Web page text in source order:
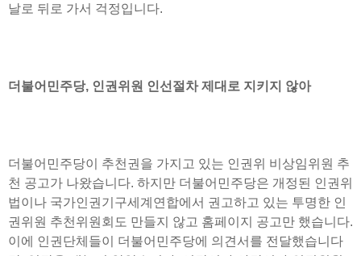
날로 뒤로 가서 걱정입니다.
더불어민주당, 인권위원 인선절차 제대로 지키지 않아
더불어민주당이 추천권을 가지고 있는 인권위 비상임위원 추
천 공고가 나왔습니다. 하지만 더불어민주당은 개정된 인권위
법이나 국가인권기구세계연합에서 권고하고 있는 투명한 인
권위원 추천위원회도 만들지 않고 홈페이지 공고만 했습니다.
이에 인권단체들이 더불어민주당에 의견서를 전달했습니다